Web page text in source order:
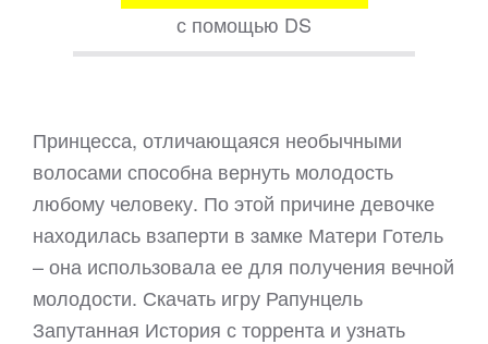
с помощью DS
Принцесса, отличающаяся необычными
волосами способна вернуть молодость
любому человеку. По этой причине девочке
находилась взаперти в замке Матери Готель
– она использовала ее для получения вечной
молодости. Скачать игру Рапунцель
Запутанная История с торрента и узнать